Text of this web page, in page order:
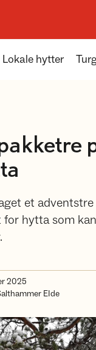
Lokale hytter
et adventstre
hytta som
2025
EIde